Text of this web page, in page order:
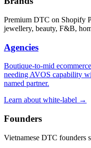
Premium DTC on Shopify
jewellery, beauty, F&B,
Agencies
Boutique-to-mid
needing AVOS capability
named partner.
Learn about white-label →
Founders
Vietnamese DTC founders